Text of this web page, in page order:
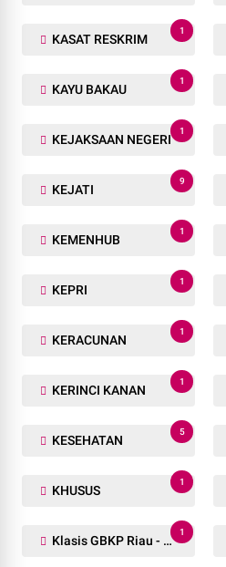
KASAT RESKRIM
1
KAYU BAKAU
1
KEJAKSAAN NEGERI
1
KEJATI
9
KEMENHUB
1
KEPRI
1
KERACUNAN
1
KERINCI KANAN
1
KESEHATAN
5
KHUSUS
1
Klasis GBKP Riau - Sumbar.
1